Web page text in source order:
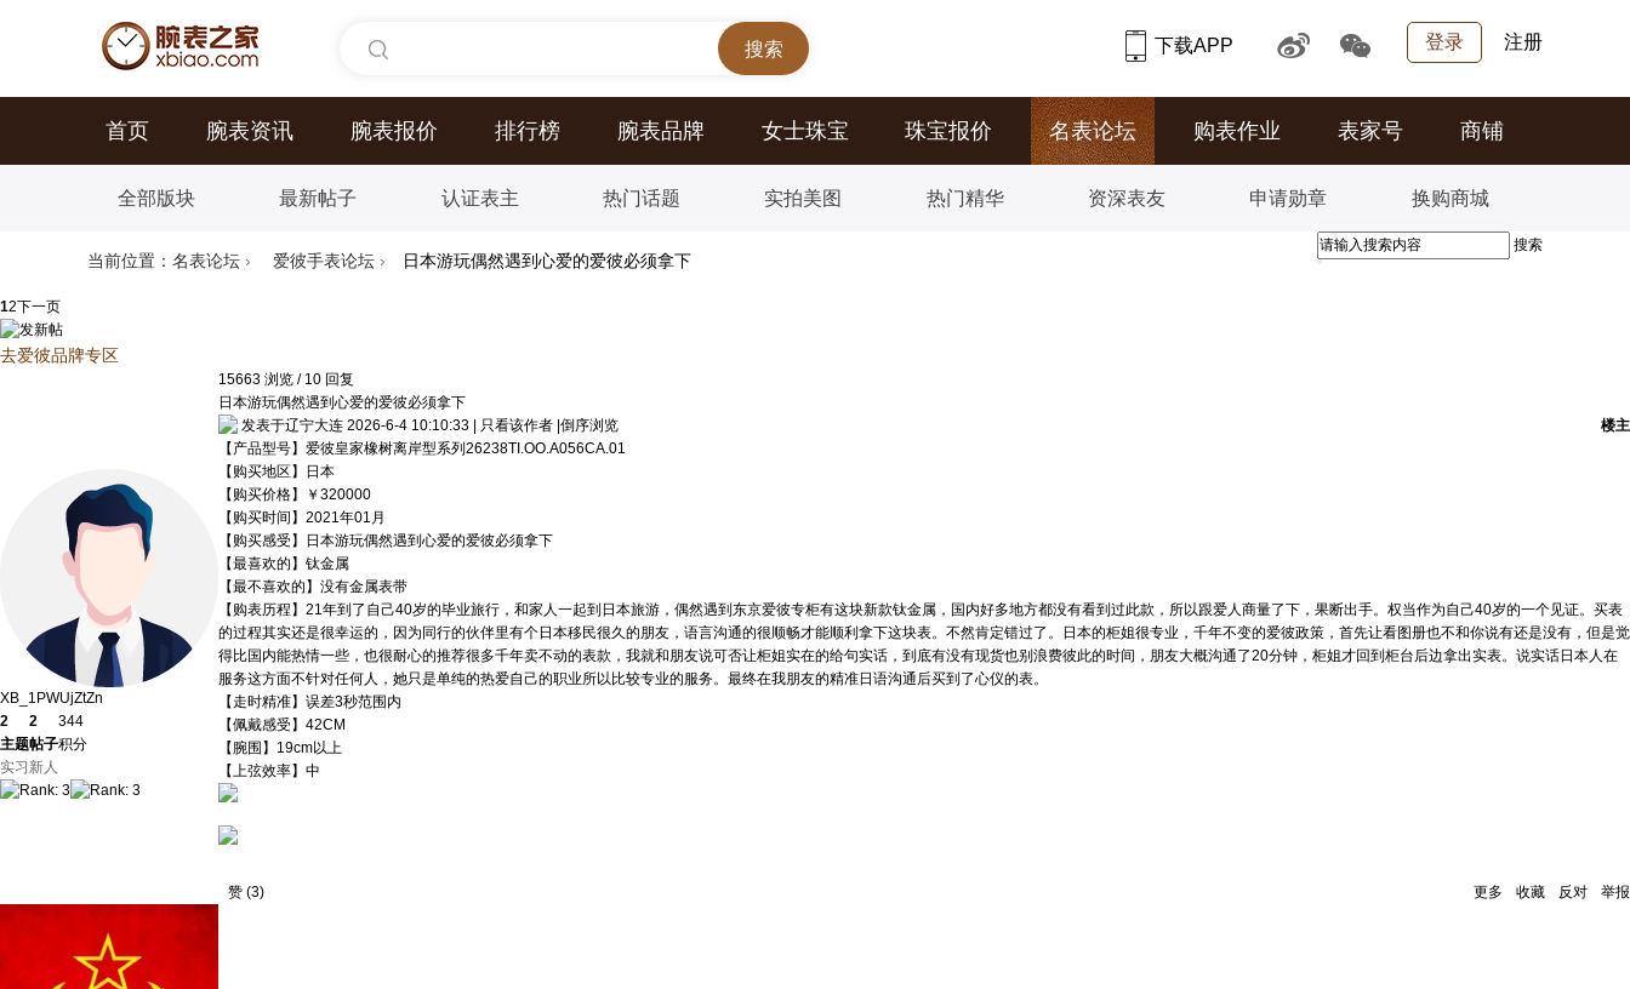
登录 注册
下载APP
首页 腕表资讯 腕表报价 排行榜 腕表品牌 女士珠宝 珠宝报价 名表论坛 购表作业 表家号 商铺
全部版块 最新帖子 认证表主 热门话题 实拍美图 热门精华 资深表友 申请勋章 换购商城
当前位置： 名表论坛 › 爱彼手表论坛 › 日本游玩偶然遇到心爱的爱彼必须拿下
搜索
12下一页
去爱彼品牌专区
XB_1PWUjZtZn
2
主题
2
帖子
344
积分
实习新人
15663 浏览 / 10 回复
日本游玩偶然遇到心爱的爱彼必须拿下
楼主
发表于辽宁大连 2026-6-4 10:10:33 只看该作者 倒序浏览
【产品型号】爱彼皇家橡树离岸型系列26238TI.OO.A056CA.01
【购买地区】日本
【购买价格】￥320000
【购买时间】2021年01月
【购买感受】日本游玩偶然遇到心爱的爱彼必须拿下
【最喜欢的】钛金属
【最不喜欢的】没有金属表带
【购表历程】21年到了自己40岁的毕业旅行，和家人一起到日本旅游，偶然遇到东京爱彼专柜有这块新款钛金属，国内好多地方都没有看到过此款，所以跟爱人商量了下，果断出手。权当作为自己40岁的一个见证。买表
的过程其实还是很幸运的，因为同行的伙伴里有个日本移民很久的朋友，语言沟通的很顺畅才能顺利拿下这块表。不然肯定错过了。日本的柜姐很专业，千年不变的爱彼政策，首先让看图册也不和你说有还是没有，但是觉
得比国内能热情一些，也很耐心的推荐很多千年卖不动的表款，我就和朋友说可否让柜姐实在的给句实话，到底有没有现货也别浪费彼此的时间，朋友大概沟通了20分钟，柜姐才回到柜台后边拿出实表。说实话日本人在
服务这方面不针对任何人，她只是单纯的热爱自己的职业所以比较专业的服务。最终在我朋友的精准日语沟通后买到了心仪的表。
【走时精准】误差3秒范围内
【佩戴感受】42CM
【腕围】19cm以上
【上弦效率】中
赞 (3) 更多 收藏 反对 举报